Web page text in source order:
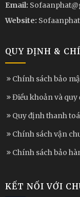
Email:
Website:
QUY ĐỊNH &
Chính sách bảo
Điều khoản và
Quy định thanh
Chính sách vận
Chính sách bảo
KẾT NỐI VỚI